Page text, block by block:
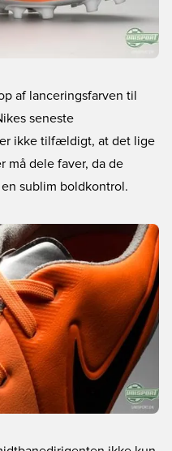
af lanceringsfarven til
seneste
ikke tilfældigt, at det lige
må dele faver, da de
sublim boldkontrol.